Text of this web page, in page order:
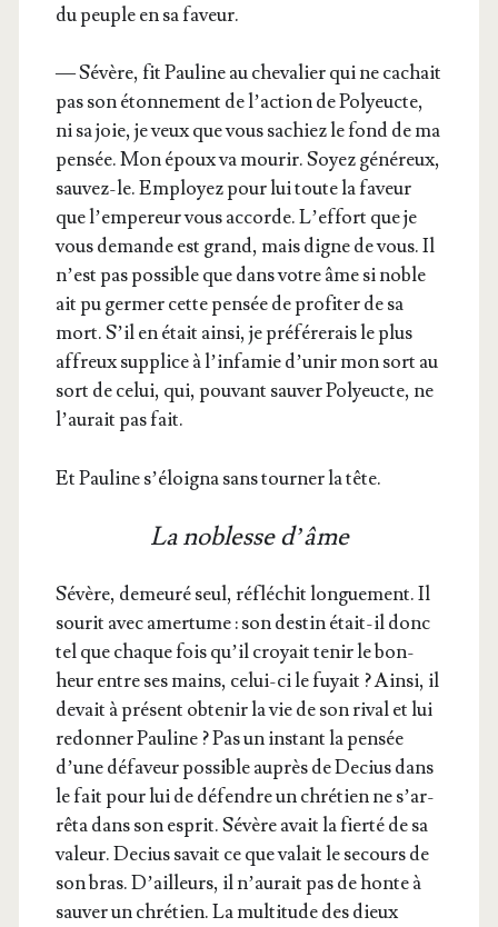
du peuple en sa faveur.
— Sévère, fit Pau­line au che­va­lier qui ne cachait
pas son éton­ne­ment de l’ac­tion de Poly­eucte,
ni sa joie, je veux que vous sachiez le fond de ma
pen­sée. Mon époux va mou­rir. Soyez géné­reux,
sau­vez-le. Employez pour lui toute la faveur
que l’empereur vous accorde. L’ef­fort que je
vous demande est grand, mais digne de vous. Il
n’est pas pos­sible que dans votre âme si noble
ait pu ger­mer cette pen­sée de pro­fi­ter de sa
mort. S’il en était ain­si, je pré­fé­re­rais le plus
affreux sup­plice à l’in­fa­mie d’u­nir mon sort au
sort de celui, qui, pou­vant sau­ver Poly­eucte, ne
l’au­rait pas fait.
Et Pau­line s’é­loi­gna sans tour­ner la tête.
La noblesse d’âme
Sévère, demeu­ré seul, réflé­chit lon­gue­ment. Il
sou­rit avec amer­tume : son des­tin était-il donc
tel que chaque fois qu’il croyait tenir le bon­
heur entre ses mains, celui-ci le fuyait ? Ain­si, il
devait à pré­sent obte­nir la vie de son rival et lui
redon­ner Pau­line ? Pas un ins­tant la pen­sée
d’une défa­veur pos­sible auprès de Decius dans
le fait pour lui de défendre un chré­tien ne s’ar­
rê­ta dans son esprit. Sévère avait la fier­té de sa
valeur. Decius savait ce que valait le secours de
son bras. D’ailleurs, il n’au­rait pas de honte à
sau­ver un chré­tien. La mul­ti­tude des dieux